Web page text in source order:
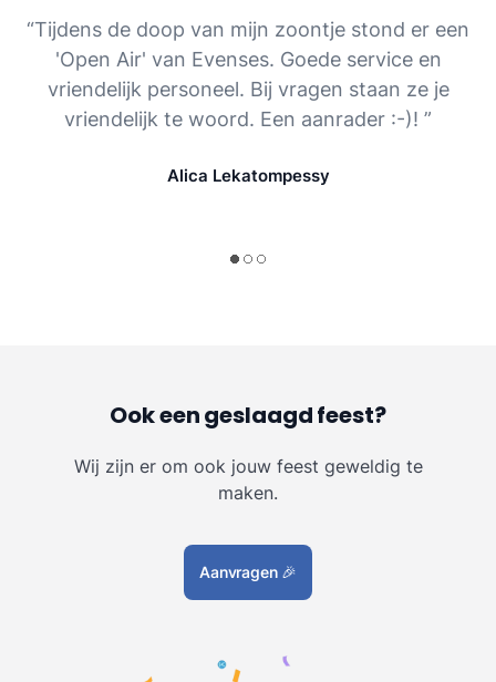
“Tijdens de doop van mijn zoontje stond er een
'Open Air' van Evenses. Goede service en
vriendelijk personeel. Bij vragen staan ze je
vriendelijk te woord. Een aanrader :-)! ”
Alica Lekatompessy
Ook een geslaagd feest?
Wij zijn er om ook jouw feest geweldig te
maken.
Aanvragen 🎉